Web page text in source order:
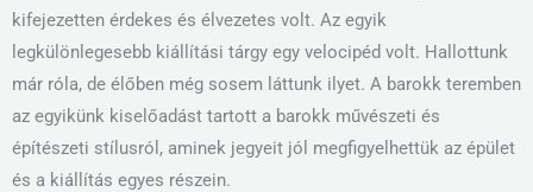
kifejezetten érdekes és élvezetes volt. Az egyik
legkülönlegesebb kiállítási tárgy egy velocipéd volt. Hallottunk
már róla, de élőben még sosem láttunk ilyet. A barokk teremben
az egyikünk kiselőadást tartott a barokk művészeti és
építészeti stílusról, aminek jegyeit jól megfigyelhettük az épület
és a kiállítás egyes részein.